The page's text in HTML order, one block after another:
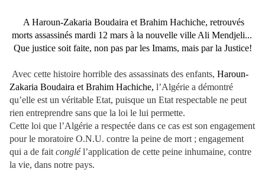
A Haroun-Zakaria Boudaira et Brahim Hachiche, retrouvés
morts assassinés mardi 12 mars à la nouvelle ville Ali Mendjeli...
Que justice soit faite, non pas par les Imams, mais par la Justice!
Avec cette histoire horrible des assassinats des enfants, Haroun-
Zakaria Boudaira et Brahim Hachiche, l’Algérie a démontré
qu’elle est un véritable Etat, puisque un Etat respectable ne peut
rien entreprendre sans que la loi le lui permette.
Cette loi que l’Algérie a respectée dans ce cas est son engagement
pour le moratoire O.N.U. contre la peine de mort ; engagement
qui a de fait conglél’application de cette peine inhumaine, contre
la vie, dans notre pays.